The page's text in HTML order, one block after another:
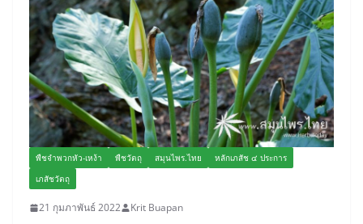
พืชจำพวกหัว-เหง้า พืชวัตถุ สมุนไพร.ไทย
หลักเภสัช ๔ ประการ
เภสัชวัตถุ
21 กุมภาพันธ์ 2022 Krit Buapan